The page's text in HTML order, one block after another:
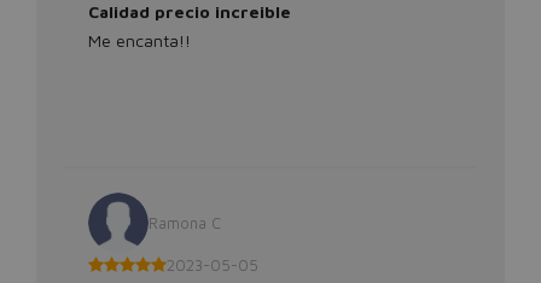
Calidad precio increible
Me encanta!!
Ramona C
2023-05-05